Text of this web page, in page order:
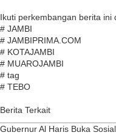
Ikuti perkembangan berita ini
# JAMBI
# JAMBIPRIMA.COM
# KOTAJAMBI
# MUAROJAMBI
# tag
# TEBO
Berita Terkait
Gubernur Al Haris Buka